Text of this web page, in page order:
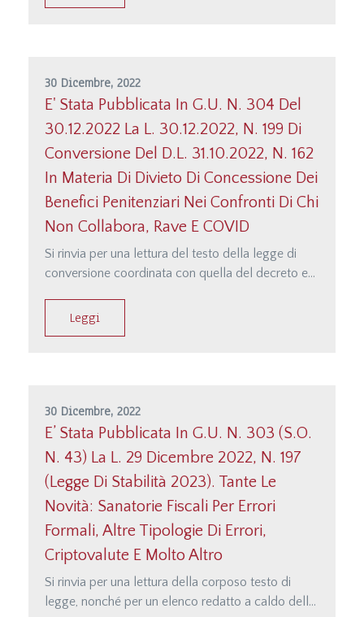
meloni&quot;&gt;http://studio…;
30 Dicembre, 2022
E' Stata Pubblicata In G.U. N. 304 Del
30.12.2022 La L. 30.12.2022, N. 199 Di
Conversione Del D.l. 31.10.2022, N. 162
In Materia Di Divieto Di Concessione Dei
Benefici Penitenziari Nei Confronti Di Chi
Non Collabora, Rave E COVID
Si rinvia per una lettura del testo della legge di
conversione coordinata con quella del decreto e
alla parte del sito dedicata alla documentazione
manovre-del-governo-
meloni&quot;&gt;http://studio…;
Leggi
30 Dicembre, 2022
E’ Stata Pubblicata In G.U. N. 303 (S.O.
N. 43) La L. 29 Dicembre 2022, N. 197
(legge Di Stabilità 2023). Tante Le
Novità: Sanatorie Fiscali Per Errori
Formali, Altre Tipologie Di Errori,
Criptovalute E Molto Altro
Si rinvia per una lettura della corposo testo di
legge, nonché per un elenco redatto a caldo delle